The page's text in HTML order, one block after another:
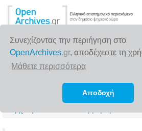
Συνεχίζοντας την περιήγηση στο
OpenArchives.gr, αποδέχεστε τη
Μάθετε περισσότερα
Αποδοχή